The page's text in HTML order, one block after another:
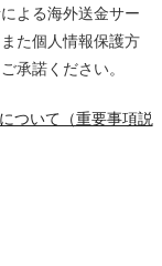
よる海外送金サー
た個人情報保護方
承諾ください。
ついて（重要事項説